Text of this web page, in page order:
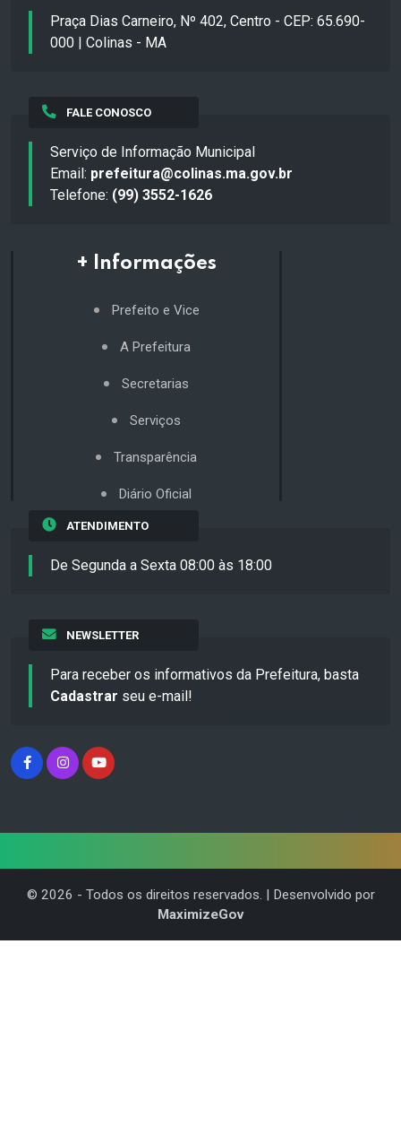
Praça Dias Carneiro, Nº 402, Centro - CEP: 65.690-
000 | Colinas - MA
FALE CONOSCO
Serviço de Informação Municipal
Email: prefeitura@colinas.ma.gov.br
Telefone: (99) 3552-1626
+ Informações
Prefeito e Vice
A Prefeitura
Secretarias
Serviços
Transparência
Diário Oficial
ATENDIMENTO
De Segunda a Sexta 08:00 às 18:00
NEWSLETTER
Para receber os informativos da Prefeitura, basta
Cadastrar seu e-mail!
© 2026 - Todos os direitos reservados. | Desenvolvido por
MaximizeGov